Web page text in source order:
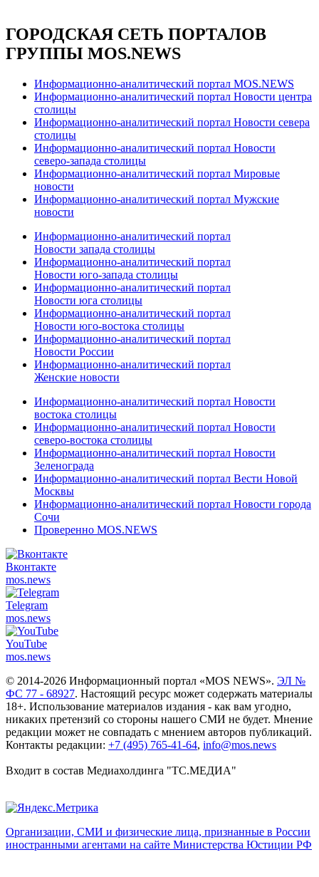
ГОРОДСКАЯ СЕТЬ ПОРТАЛОВ
ГРУППЫ MOS.NEWS
Информационно-аналитический портал MOS.NEWS
Информационно-аналитический портал Новости центра
столицы
Информационно-аналитический портал Новости севера
столицы
Информационно-аналитический портал Новости
северо-запада столицы
Информационно-аналитический портал Мировые
новости
Информационно-аналитический портал Мужские
новости
Информационно-аналитический портал
Новости запада столицы
Информационно-аналитический портал
Новости юго-запада столицы
Информационно-аналитический портал
Новости юга столицы
Информационно-аналитический портал
Новости юго-востока столицы
Информационно-аналитический портал
Новости России
Информационно-аналитический портал
Женские новости
Информационно-аналитический портал Новости
востока столицы
Информационно-аналитический портал Новости
северо-востока столицы
Информационно-аналитический портал Новости
Зеленограда
Информационно-аналитический портал Вести Новой
Москвы
Информационно-аналитический портал Новости города
Сочи
Проверенно MOS.NEWS
Вконтакте
mos.news
Telegram
mos.news
YouTube
mos.news
© 2014-2026 Информационный портал «MOS NEWS». ЭЛ №
ФС 77 - 68927. Настоящий ресурс может содержать материалы
18+. Использование материалов издания - как вам угодно,
никаких претензий со стороны нашего СМИ не будет. Мнение
редакции может не совпадать с мнением авторов публикаций.
Контакты редакции: +7 (495) 765-41-64, info@mos.news
Входит в состав Медиахолдинга "ТС.МЕДИА"
Организации, СМИ и физические лица, признанные в России
иностранными агентами на сайте Министерства Юстиции РФ